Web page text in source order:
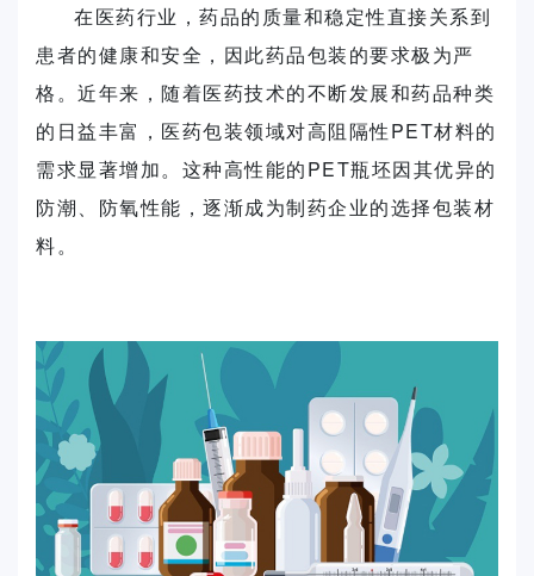
在医药行业，药品的质量和稳定性直接关系到
患者的健康和安全，因此药品包装的要求极为严
格。近年来，随着医药技术的不断发展和药品种类
的日益丰富，医药包装领域对高阻隔性PET材料的
需求显著增加。这种高性能的PET瓶坯因其优异的
防潮、防氧性能，逐渐成为制药企业的选择包装材
料。